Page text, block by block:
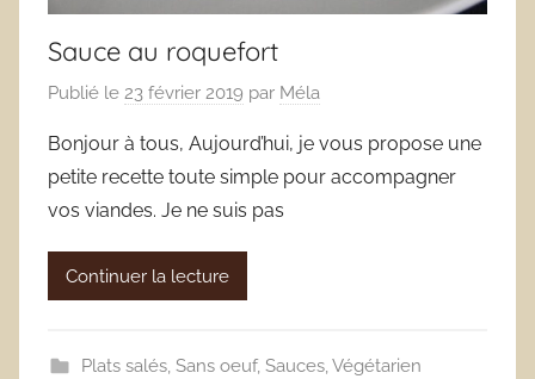
Sauce au roquefort
Publié le 23 février 2019 par Méla
Bonjour à tous, Aujourd’hui, je vous propose une
petite recette toute simple pour accompagner
vos viandes. Je ne suis pas
Continuer la lecture
Plats salés, Sans oeuf, Sauces,Végétarien